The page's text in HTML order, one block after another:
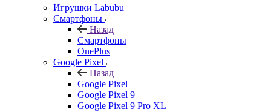
Игрушки Labubu
Смартфоны
Назад
Смартфоны
OnePlus
Google Pixel
Назад
Google Pixel
Google Pixel 9
Google Pixel 9 Pro XL